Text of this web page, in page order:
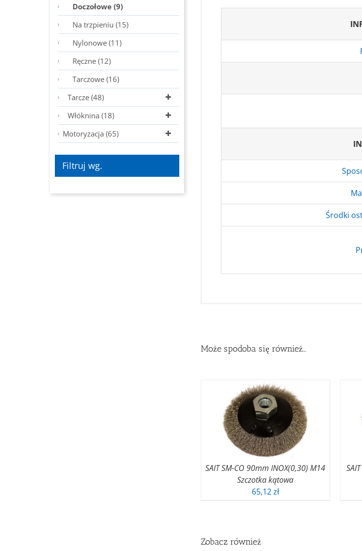
Środki
Może spodoba się również…
SAIT SM-CO 90mm INOX(0,30) M14
Szczotka kątowa
65,12zł
Zobacz również
Doczołowe (9)
Na trzpieniu (15)
Nylonowe (11)
Ręczne (12)
Tarczowe (16)
Tarcze (48)
Włóknina (18)
Motoryzacja (65)
Filtruj wg.